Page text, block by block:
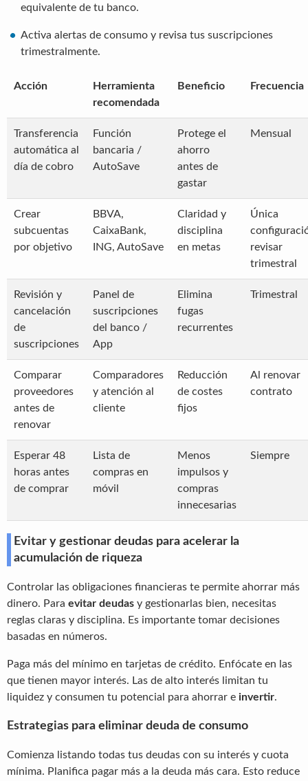
equivalente de tu banco.
Activa alertas de consumo y revisa tus suscripciones
trimestralmente.
Acción
Herramienta
recomendada
Beneficio Frecuencia
Transferencia
automática al
día de cobro
Función
bancaria /
AutoSave
Protege el
ahorro
antes de
gastar
Mensual
Crear
subcuentas
por objetivo
BBVA,
CaixaBank,
ING, AutoSave
Claridad y
disciplina
en metas
Única
revisar
trimestral
Revisión y
cancelación
de
suscripciones
Panel de
suscripciones
del banco /
App
Elimina
fugas
recurrentes
Trimestral
Comparar
proveedores
antes de
renovar
Comparadores
y atención al
cliente
Reducción
de costes
fijos
Al renovar
contrato
Esperar 48
horas antes
de comprar
Lista de
compras en
móvil
Menos
impulsos y
compras
innecesarias
Siempre
Evitar y gestionar deudas para acelerar la
acumulación de riqueza
Controlar las obligaciones financieras te permite ahorrar más
dinero. Para evitar deudas y gestionarlas bien, necesitas
reglas claras y disciplina. Es importante tomar decisiones
basadas en números.
Paga más del mínimo en tarjetas de crédito. Enfócate en las
que tienen mayor interés. Las de alto interés limitan tu
liquidez y consumen tu potencial para ahorrar e invertir.
Estrategias para eliminar deuda de consumo
Comienza listando todas tus deudas con su interés y cuota
mínima. Planifica pagar más a la deuda más cara. Esto reduce